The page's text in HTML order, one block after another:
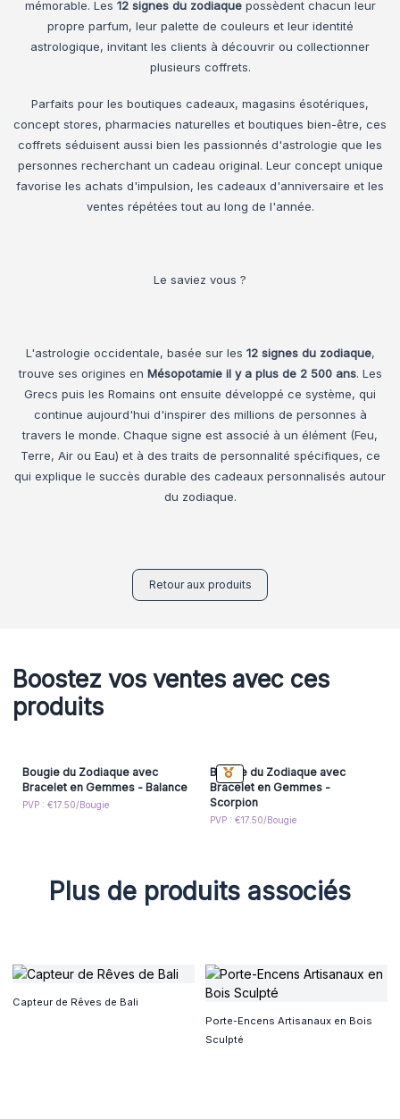
mémorable. Les 12 signes du zodiaquepossèdent chacun leur
propre parfum, leur palette de couleurs et leur identité
astrologique, invitant les clients à découvrir ou collectionner
plusieurs coffrets.
Parfaits pour les boutiques cadeaux, magasins ésotériques,
concept stores, pharmacies naturelles et boutiques bien-être, ces
coffrets séduisent aussi bien les passionnés d'astrologie que les
personnes recherchant un cadeau original. Leur concept unique
favorise les achats d'impulsion, les cadeaux d'anniversaire et les
ventes répétées tout au long de l'année.
Le saviez vous ?
L'astrologie occidentale, basée sur les 12 signes du zodiaque,
trouve ses origines en Mésopotamie il y a plus de 2 500 ans. Les
Grecs puis les Romains ont ensuite développé ce système, qui
continue aujourd'hui d'inspirer des millions de personnes à
travers le monde. Chaque signe est associé à un élément (Feu,
Terre, Air ou Eau) et à des traits de personnalité spécifiques, ce
qui explique le succès durable des cadeaux personnalisés autour
du zodiaque.
Retour aux produits
Boostez vos ventes avec ces
produits
Bougie du Zodiaque avec
Bracelet en Gemmes - Balance
PVP : €17.50/Bougie
Bougie du Zodiaque avec
Bracelet en Gemmes -
Scorpion
PVP : €17.50/Bougie
Plus de produits associés
Capteur de Rêves de Bali
Porte-Encens Artisanaux en Bois
Sculpté